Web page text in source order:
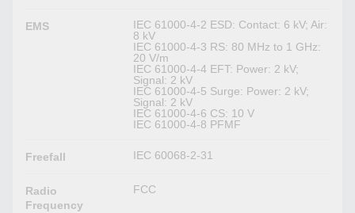
EMS
IEC 61000-4-2 ESD: Contact: 6 kV; Air:
8 kV
IEC 61000-4-3 RS: 80 MHz to 1 GHz:
20 V/m
IEC 61000-4-4 EFT: Power: 2 kV;
Signal: 2 kV
IEC 61000-4-5 Surge: Power: 2 kV;
Signal: 2 kV
IEC 61000-4-6 CS: 10 V
IEC 61000-4-8 PFMF
Freefall IEC 60068-2-31
Radio
Frequency
FCC